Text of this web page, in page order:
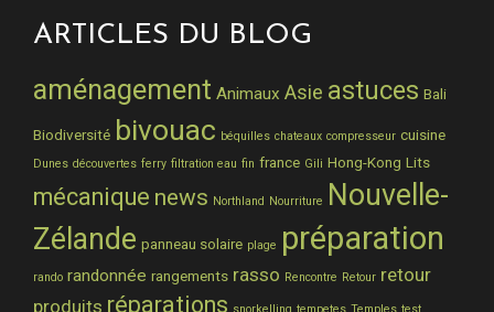
ARTICLES DU BLOG
aménagement Animaux Asie astuces Bali
Biodiversité bivouac béquilles chateaux compresseur cuisine
Dunes découvertes ferry filtration eau fin france Gili Hong-Kong Lits
mécanique news Northland Nourriture Nouvelle-
Zélande panneau solaire plage préparation
rando randonnée rangements rasso Rencontre Retour retour
produits réparations